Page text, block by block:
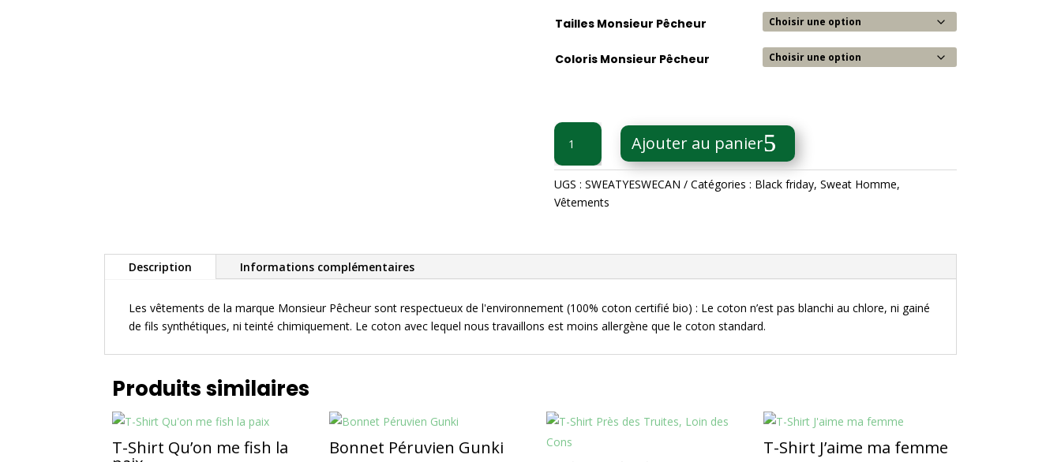
Tailles Monsieur Pêcheur
Coloris Monsieur Pêcheur
quantité
Sweat
Capuche
Yes
Ajouter au panier
UGS : SWEATYESWECAN Catégories : Black friday, Sweat Homme,
Vêtements
Description Informations complémentaires
Les vêtements de la marque Monsieur Pêcheur sont respectueux de l'environnement (100% coton certifié bio) : Le coton n’est pas blanchi au chlore, ni gainé
de fils synthétiques, ni teinté chimiquement. Le coton avec lequel nous travaillons est moins allergène que le coton standard.
Produits similaires
T-Shirt Qu’on me fish la Bonnet Péruvien Gunki T-Shirt J’aime ma femme